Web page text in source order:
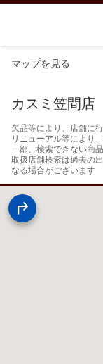
マップを見る
カスミ笠間店
欠品等により、店舗に
リニューアル等により
一部、検索できない商
取扱店舗検索は過去の
なる場合がございます